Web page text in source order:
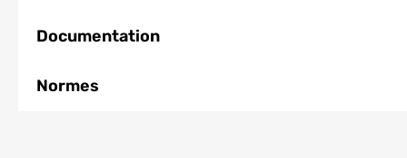
Documentation
Normes